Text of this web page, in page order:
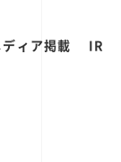
ィア掲載 IR